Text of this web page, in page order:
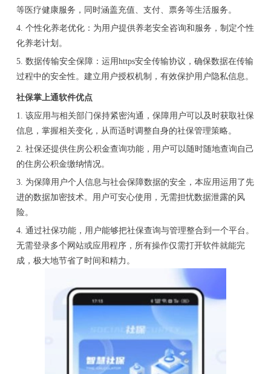
等医疗健康服务，同时涵盖充值、支付、票务等生活服务。
4. 个性化养老优化：为用户提供养老安全咨询和服务，制定个性
化养老计划。
5. 数据传输安全保障：运用https安全传输协议，确保数据在传输
过程中的安全性。建立用户授权机制，有效保护用户隐私信息。
社保掌上通软件优点
1. 该应用与相关部门保持紧密沟通，保障用户可以及时获取社保
信息，掌握相关变化，从而适时调整自身的社保管理策略。
2. 社保还提供住房公积金查询功能，用户可以随时随地查询自己
的住房公积金缴纳情况。
3. 为保障用户个人信息与社会保障数据的安全，本应用运用了先
进的数据加密技术。用户可安心使用，无需担忧数据泄露的风
险。
4. 通过社保功能，用户能够把社保查询与管理整合到一个平台。
无需登录多个网站或应用程序，所有操作仅需打开软件就能完
成，极大地节省了时间和精力。